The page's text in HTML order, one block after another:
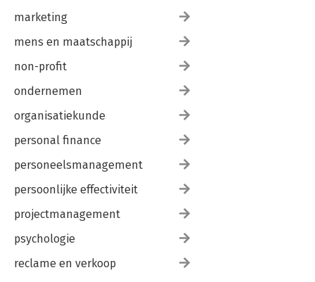
marketing
mens en maatschappij
non-profit
ondernemen
organisatiekunde
personal finance
personeelsmanagement
persoonlijke effectiviteit
projectmanagement
psychologie
reclame en verkoop